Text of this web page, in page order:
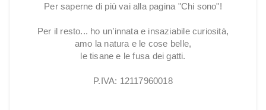
Per saperne di più vai alla pagina "Chi sono"!
Per il resto... ho un’innata e insaziabile curiosità,
amo la natura e le cose belle,
le tisane e le fusa dei gatti.
P.IVA: 12117960018